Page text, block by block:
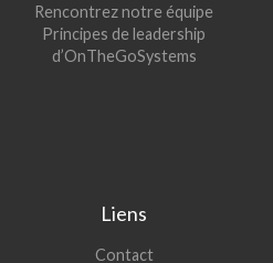
Rencontrez notre équipe
Principes de leadership
d’OnTheGoSystems
Liens
Contact